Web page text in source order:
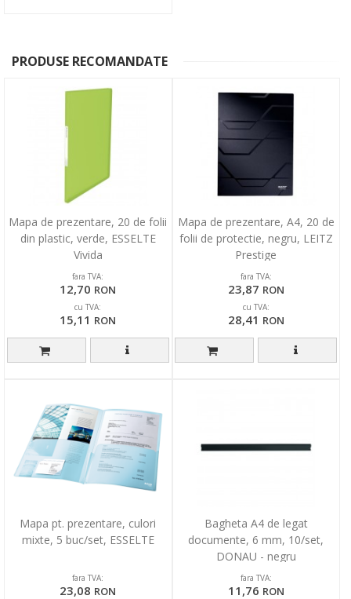
PRODUSE RECOMANDATE
Mapa de prezentare, 20 de folii
din plastic, verde, ESSELTE
Vivida
fara TVA:
12,70 RON
cu TVA:
15,11 RON
Mapa de prezentare, A4, 20 de
folii de protectie, negru, LEITZ
Prestige
fara TVA:
23,87 RON
cu TVA:
28,41 RON
Mapa pt. prezentare, culori
mixte, 5 buc/set, ESSELTE
fara TVA:
23,08 RON
Bagheta A4 de legat
documente, 6 mm, 10/set,
DONAU - negru
fara TVA:
11,76 RON